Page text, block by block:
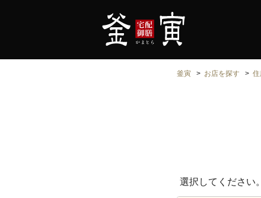
釜寅 お店を探す 住
選択してください。